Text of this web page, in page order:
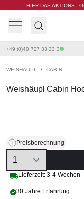
HIER DAS AKTIONS-,
+49 (0)40 727 33 33 3
WEISHÄUPL / CABIN
Weishäupl Cabin
Preisberechnung
Quantity
Lieferzeit: 3-4 Wochen
30 Jahre Erfahrung